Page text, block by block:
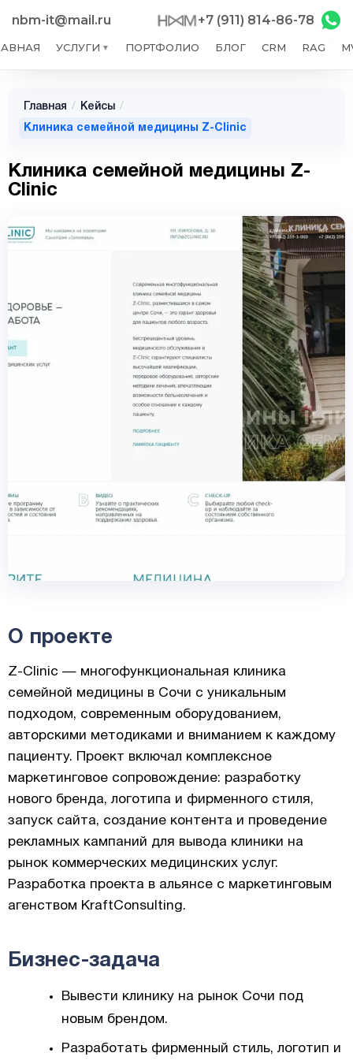
nbm-it@mail.ru +7 (911) 814-86-78
УСЛУГИ ▼ ПОРТФОЛИО БЛОГ CRM RAG
Главная / Кейсы /
Клиника семейной медицины Z-Clinic
Клиника семейной медицины Z-
Clinic
О проекте
Z-Clinic — многофункциональная клиника
семейной медицины в Сочи с уникальным
подходом, современным оборудованием,
авторскими методиками и вниманием к каждому
пациенту. Проект включал комплексное
маркетинговое сопровождение: разработку
нового бренда, логотипа и фирменного стиля,
запуск сайта, создание контента и проведение
рекламных кампаний для вывода клиники на
рынок коммерческих медицинских услуг.
Разработка проекта в альянсе с маркетинговым
агенством KraftConsulting.
Бизнес-задача
Вывести клинику на рынок Сочи под
новым брендом.
Разработать фирменный стиль, логотип и